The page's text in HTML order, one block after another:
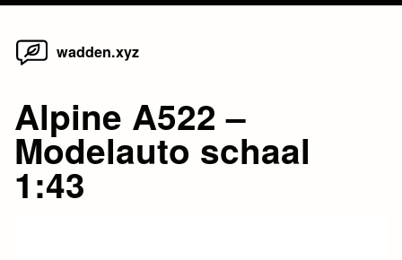
Skip
wadden.xyz
Alpine A522 –
Modelauto schaal
1:43